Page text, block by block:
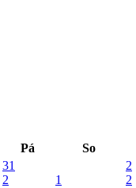
Pá
So
31
2
1
2
2